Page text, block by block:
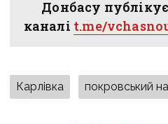
Донбасу
каналі t.me/
Карлівка покровський